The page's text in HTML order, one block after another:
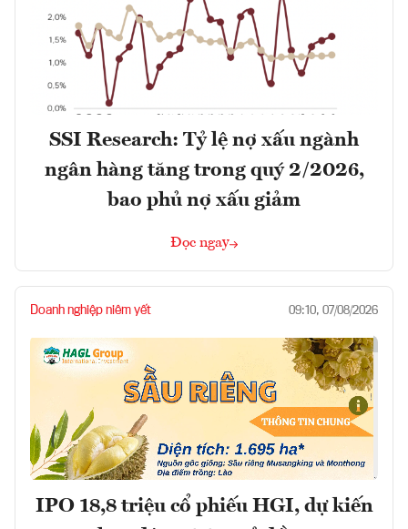
SSI Research: Tỷ lệ nợ xấu ngành
ngân hàng tăng trong quý 2/2026,
bao phủ nợ xấu giảm
Đọc ngay
Doanh nghiệp niêm yết 09:10, 07/08/2026
IPO 18,8 triệu cổ phiếu HGI, dự kiến